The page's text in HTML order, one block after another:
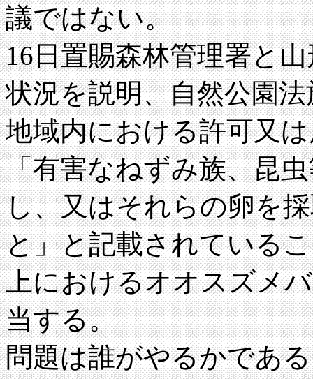
議ではない。
16日置賜森林管理署と
状況を説明、自然公園
地域内における許可又
「有害なねずみ族、昆
し、又はそれらの卵を
と」と記載されている
上におけるオオスズメ
当する。
問題は誰がやるかであ